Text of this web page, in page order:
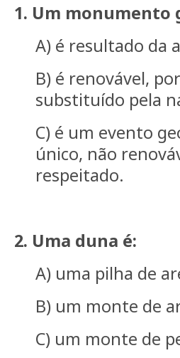
1. Um monumento
A) é resultado da
B) é renovável,
substituído pela
C) é um evento
único, não
respeitado.
2. Uma duna é:
A) uma pilha de
B) um monte de
C) um monte de